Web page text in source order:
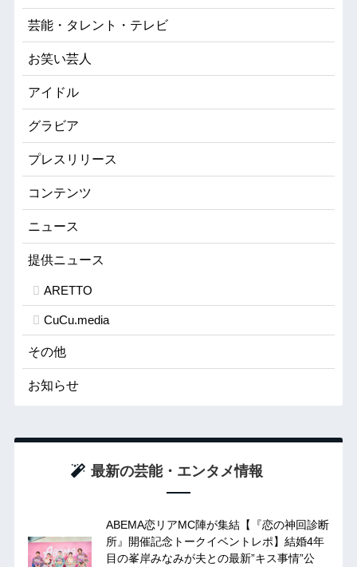
芸能・タレント・テレビ
お笑い芸人
アイドル
グラビア
プレスリリース
コンテンツ
ニュース
提供ニュース
ARETTO
CuCu.media
その他
お知らせ
最新の芸能・エンタメ情報
ABEMA恋リアMC陣が集結【『恋の神回診断
所』開催記念トークイベントレポ】結婚4年
目の峯岸みなみが夫との最新”キス事情”公